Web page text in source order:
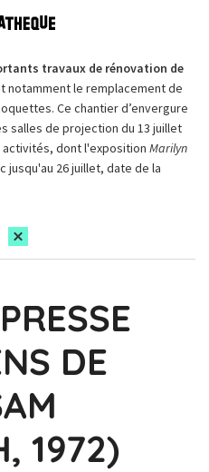
travaux de rénovation de
notamment le remplacement de
Ce chantier d’envergure
salles de projection du 13 juillet
activités, dont l'exposition Marilyn
jusqu'au 26 juillet, date de la
DE
1972)